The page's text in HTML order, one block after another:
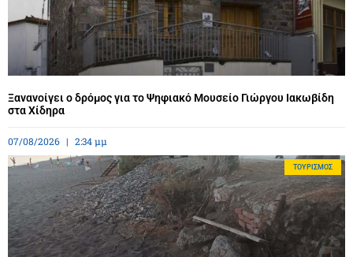
Ξανανοίγει ο δρόμος για το Ψηφιακό Μουσείο Γιώργου Ιακωβίδη
στα Χίδηρα
07/08/2026 2:34 μμ
ΤΟΥΡΙΣΜΌΣ